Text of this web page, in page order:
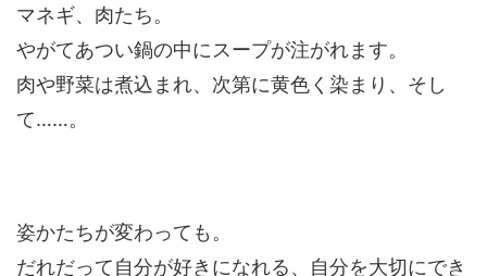
マネギ、肉たち。
やがてあつい鍋の中にスープが注がれます。
肉や野菜は煮込まれ、次第に黄色く染まり、そし
て……。
姿かたちが変わっても。
だれだって自分が好きになれる、自分を大切にでき